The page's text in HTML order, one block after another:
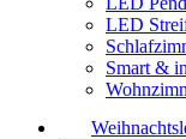
LED
Smart &